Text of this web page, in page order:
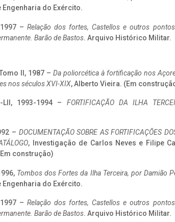
do Exército.
– Relação dos fortes, Castellos e outros
Barão de Bastos. Arquivo Histórico Militar.
II, 1987 – Da poliorcética à fortificação nos
nos séculos XVI-XIX, Alberto Vieira. (Em
1993-1994 – FORTIFICAÇÃO DA ILHA
– DOCUMENTAÇÃO SOBRE AS FORTIFICAÇÕES
, Investigação de Carlos Neves e Filipe
construção)
Tombos dos Fortes da Ilha Terceira, por Damião
do Exército.
– Relação dos fortes, Castellos e outros
Barão de Bastos. Arquivo Histórico Militar.